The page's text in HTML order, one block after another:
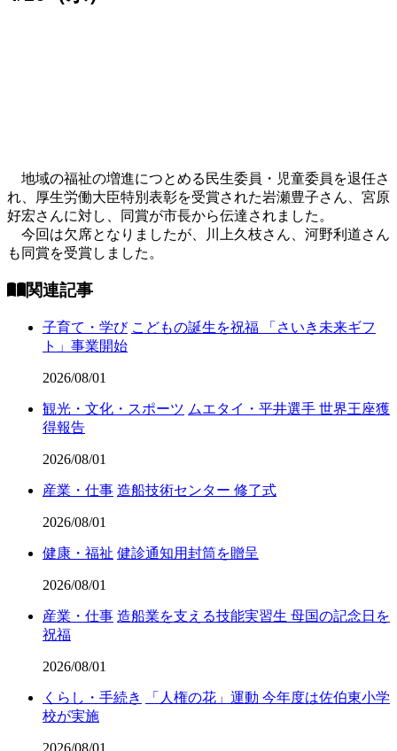
地域の福祉の増進につとめる民生委員・児童委員を退任さ
れ、厚生労働大臣特別表彰を受賞された岩瀬豊子さん、宮原
好宏さんに対し、同賞が市長から伝達されました。
今回は欠席となりましたが、川上久枝さん、河野利道さん
も同賞を受賞しました。
関連記事
子育て・学び こどもの誕生を祝福 「さいき未来ギフ
ト」事業開始
2026/08/01
観光・文化・スポーツ ムエタイ・平井選手 世界王座獲
得報告
2026/08/01
産業・仕事 造船技術センター 修了式
2026/08/01
健康・福祉 健診通知用封筒を贈呈
2026/08/01
産業・仕事 造船業を支える技能実習生 母国の記念日を
祝福
2026/08/01
くらし・手続き
「人権の花」運動 今年度は佐伯東小学
校が実施
2026/08/01